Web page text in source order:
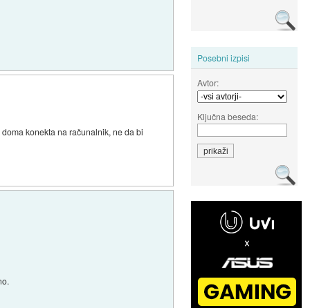
Posebni izpisi
Avtor:
Ključna beseda:
konekta na računalnik, ne da bi